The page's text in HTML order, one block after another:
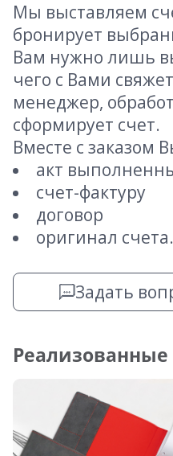
Мы выставляем
бронирует
Вам нужно лишь
чего с Вами
менеджер,
сформирует счет.
Вместе с заказом
акт
счет-фактуру
договор
оригинал счета.
Задать